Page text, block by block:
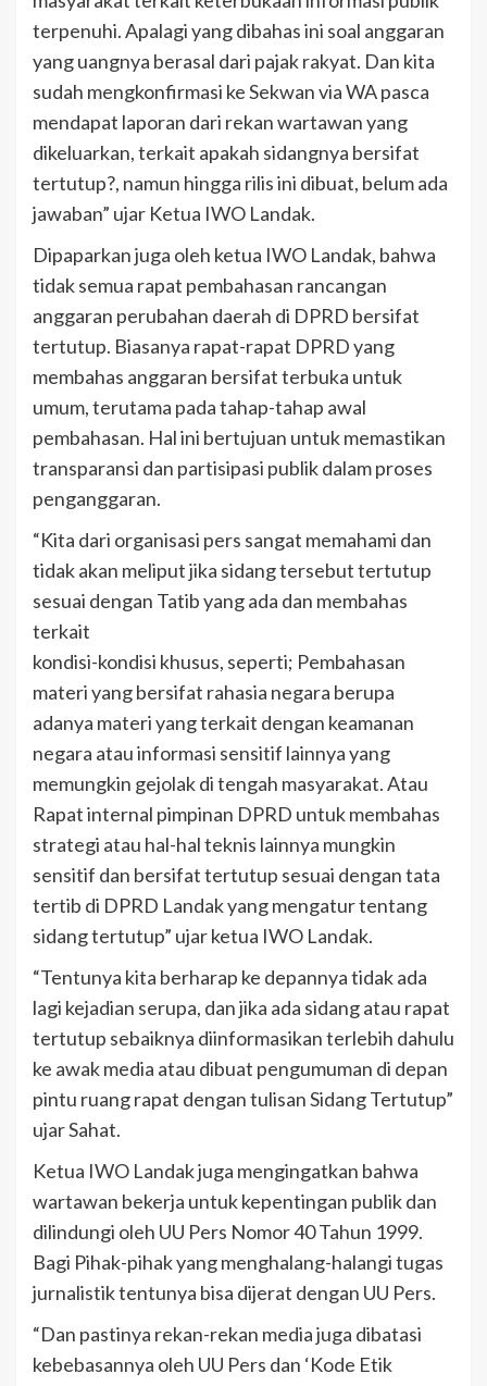
terpenuhi. Apalagi yang dibahas ini soal anggaran
yang uangnya berasal dari pajak rakyat. Dan kita
sudah mengkonfirmasi ke Sekwan via WA pasca
mendapat laporan dari rekan wartawan yang
dikeluarkan, terkait apakah sidangnya bersifat
tertutup?, namun hingga rilis ini dibuat, belum ada
jawaban” ujar Ketua IWO Landak.
Dipaparkan juga oleh ketua IWO Landak, bahwa
tidak semua rapat pembahasan rancangan
anggaran perubahan daerah di DPRD bersifat
tertutup. Biasanya rapat-rapat DPRD yang
membahas anggaran bersifat terbuka untuk
umum, terutama pada tahap-tahap awal
pembahasan. Hal ini bertujuan untuk memastikan
transparansi dan partisipasi publik dalam proses
penganggaran.
“Kita dari organisasi pers sangat memahami dan
tidak akan meliput jika sidang tersebut tertutup
sesuai dengan Tatib yang ada dan membahas
terkait
kondisi-kondisi khusus, seperti; Pembahasan
materi yang bersifat rahasia negara berupa
adanya materi yang terkait dengan keamanan
negara atau informasi sensitif lainnya yang
memungkin gejolak di tengah masyarakat. Atau
Rapat internal pimpinan DPRD untuk membahas
strategi atau hal-hal teknis lainnya mungkin
sensitif dan bersifat tertutup sesuai dengan tata
tertib di DPRD Landak yang mengatur tentang
sidang tertutup” ujar ketua IWO Landak.
“Tentunya kita berharap ke depannya tidak ada
lagi kejadian serupa, dan jika ada sidang atau rapat
tertutup sebaiknya diinformasikan terlebih dahulu
ke awak media atau dibuat pengumuman di depan
pintu ruang rapat dengan tulisan Sidang Tertutup”
ujar Sahat.
Ketua IWO Landak juga mengingatkan bahwa
wartawan bekerja untuk kepentingan publik dan
dilindungi oleh UU Pers Nomor 40 Tahun 1999.
Bagi Pihak-pihak yang menghalang-halangi tugas
jurnalistik tentunya bisa dijerat dengan UU Pers.
“Dan pastinya rekan-rekan media juga dibatasi
kebebasannya oleh UU Pers dan ‘Kode Etik